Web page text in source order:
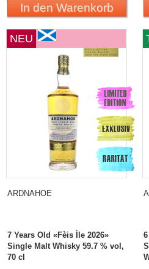
In den Warenkorb
NEU
ARDNAHOE
7 Years Old «Fèis Ìle 2026»
Single Malt Whisky 59.7 % vol,
70 cl